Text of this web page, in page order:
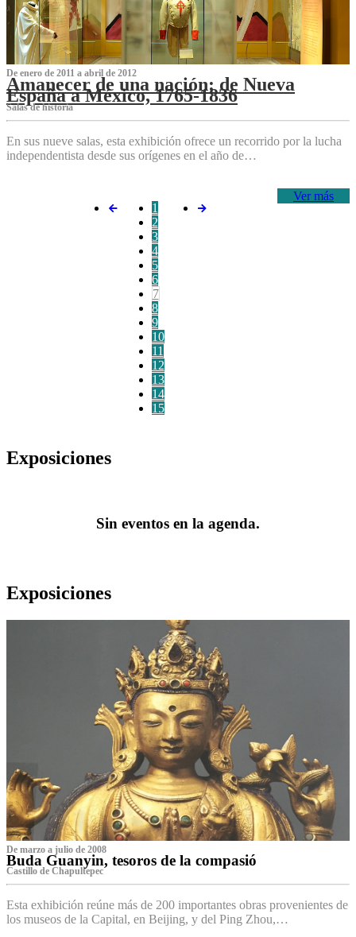
De enero de 2011 a abril de 2012
Amanecer de una nación: de Nueva
España a México, 1765-1836
Salas de historia
En sus nueve salas, esta exhibición ofrece un recorrido por la lucha
independentista desde sus orígenes en el año de…
Ver más
1
2
3
4
5
6
7
8
9
10
11
12
13
14
15
Exposiciones
Sin eventos en la agenda.
Exposiciones
De marzo a julio de 2008
Buda Guanyin, tesoros de la compasió
Castillo de Chapultepec
Esta exhibición reúne más de 200 importantes obras provenientes de
los museos de la Capital, en Beijing, y del Ping Zhou,…